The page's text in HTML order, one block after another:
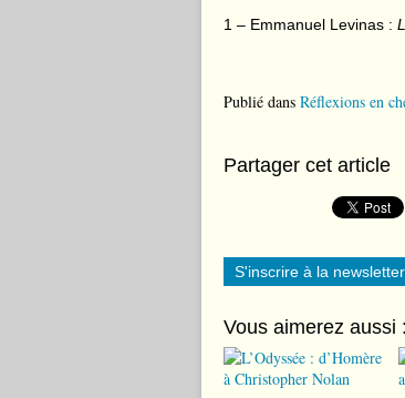
1 – Emmanuel Levinas :
Publié dans Réflexions en
Partager cet article
S'inscrire à la newsletter
Vous aimerez aussi :